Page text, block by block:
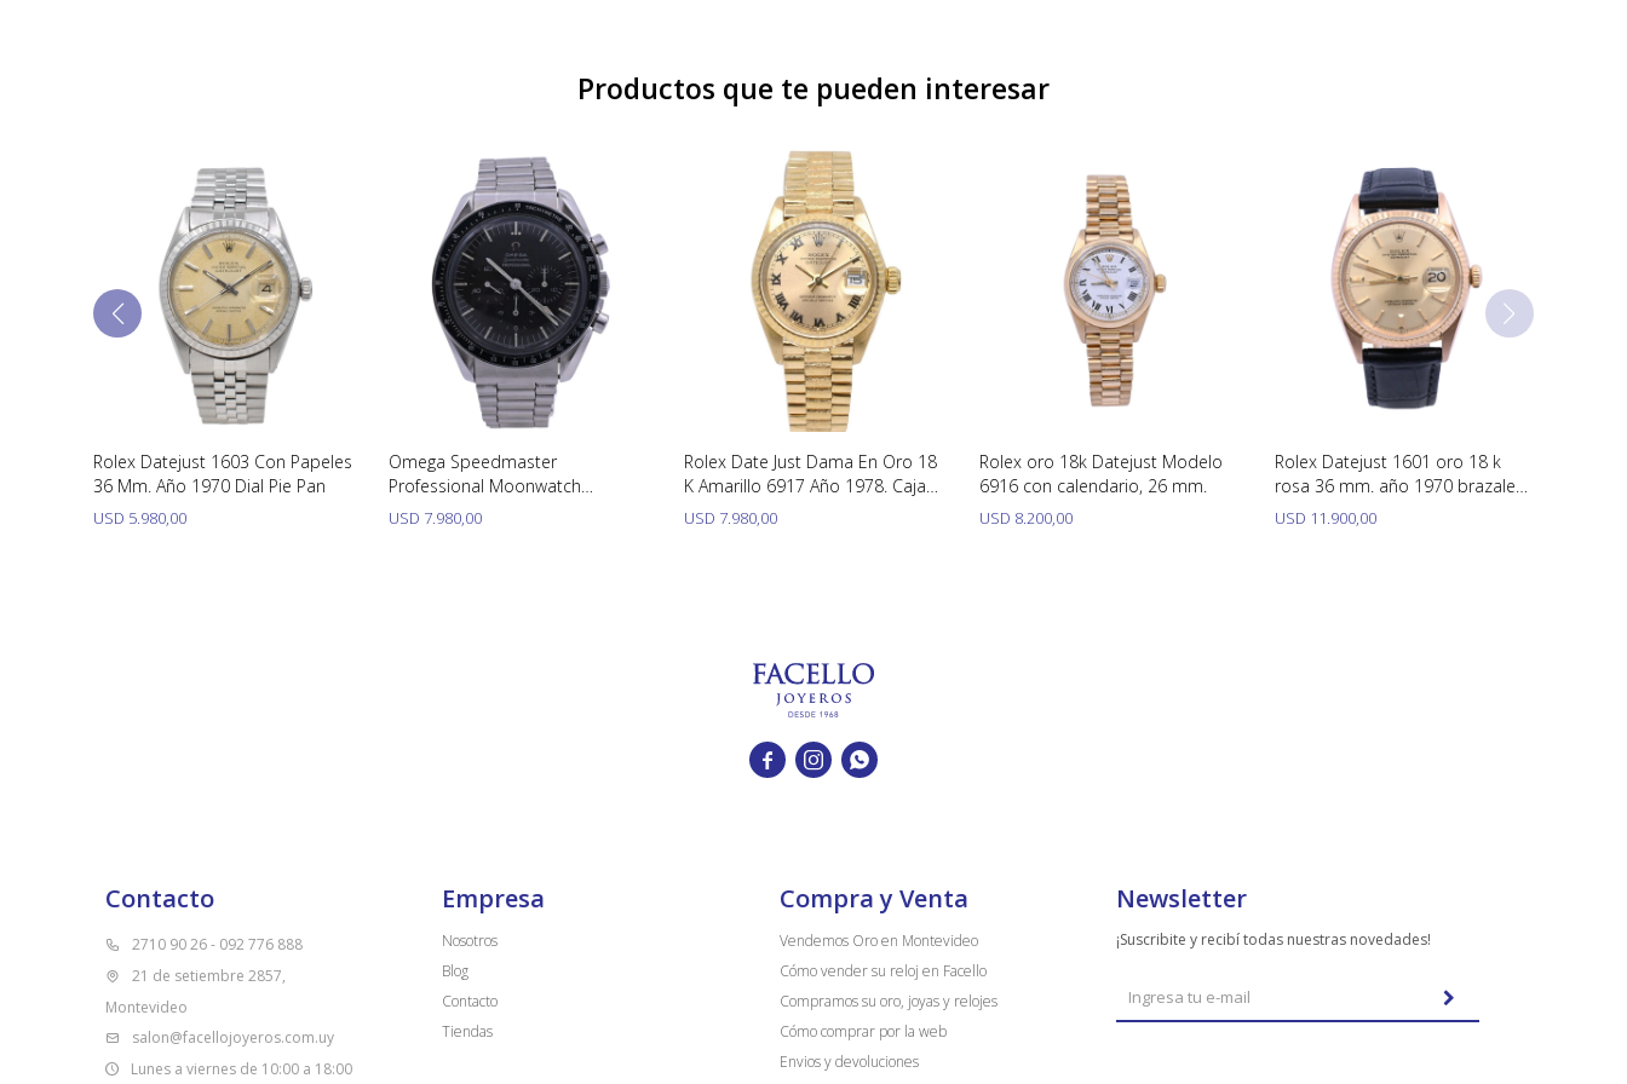
Productos que te pueden interesar
Rolex Datejust 1603 Con Papeles
36 Mm. Año 1970 Dial Pie Pan
USD 5.980,00
Omega Speedmaster
Professional Moonwatch
105.012-65 año 1965 calibre
USD 7.980,00
Rolex Date Just Dama En Oro 18
K Amarillo 6917 Año 1978. Caja
26 Mm
USD 7.980,00
Rolex oro 18k Datejust Modelo
6916 con calendario, 26 mm.
USD 8.200,00
Rolex Datejust 1601 oro 18 k
rosa 36 mm. año 1970 brazalete
cuero.
USD 11.900,00
  
Contacto
2710 90 26 - 092 776 888
21 de setiembre 2857,
Montevideo
salon@facellojoyeros.com.uy
Lunes a viernes de 10:00 a 18:00
Empresa
Nosotros
Blog
Contacto
Tiendas
Compra y Venta
Vendemos Oro en Montevideo
Cómo vender su reloj en Facello
Compramos su oro, joyas y relojes
Cómo comprar por la web
Envios y devoluciones
Newsletter
¡Suscribite y recibí todas nuestras novedades!